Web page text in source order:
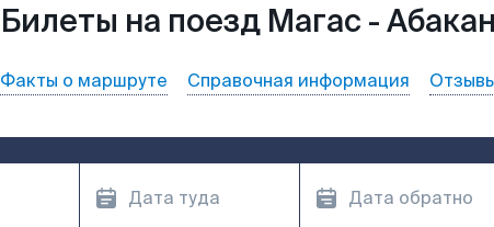
Билеты на поезд Магас - Абакан
Факты о маршруте Справочная информация